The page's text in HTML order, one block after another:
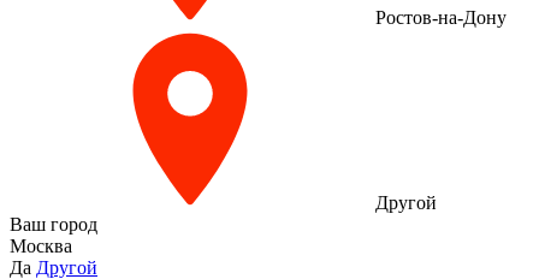
Ростов-на-Дону
Другой
Ваш город
Москва
Да Другой